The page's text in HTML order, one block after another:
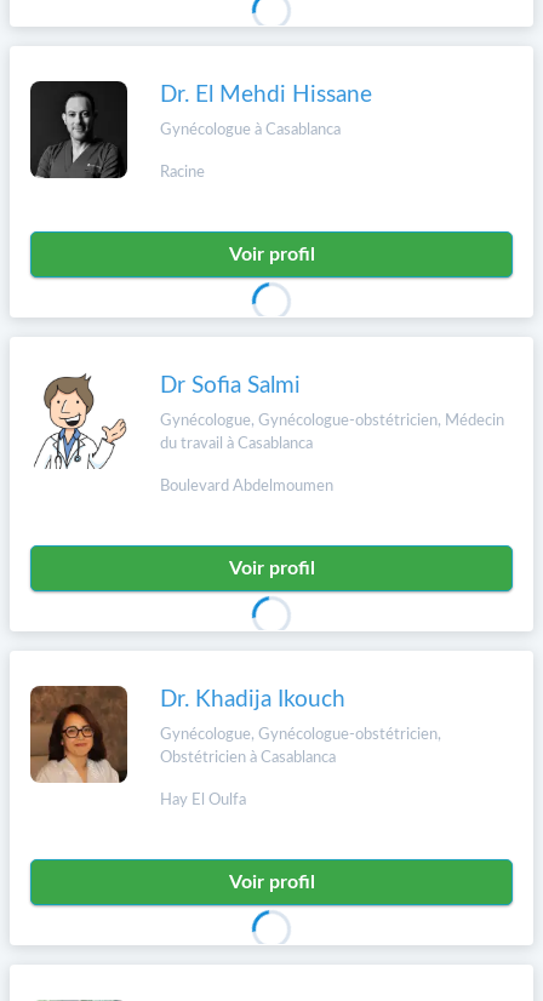
Dr. El Mehdi Hissane
Gynécologue à Casablanca
Racine
Voir profil
Dr Sofia Salmi
Gynécologue, Gynécologue-obstétricien, Médecin
du travail à Casablanca
Boulevard Abdelmoumen
Voir profil
Dr. Khadija Ikouch
Gynécologue, Gynécologue-obstétricien,
Obstétricien à Casablanca
Hay El Oulfa
Voir profil